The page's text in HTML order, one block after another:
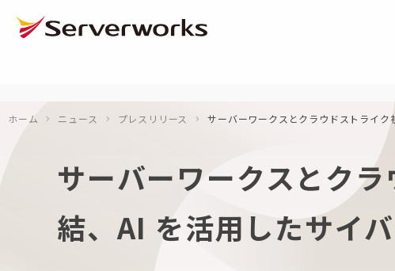
ホーム ニュース プレスリリース サーバーワークスとクラウドストライ
サーバーワークスとク
結、AI を活用したサイ